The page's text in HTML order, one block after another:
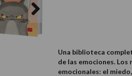
Una biblioteca
de las emociones.
emocionales: el